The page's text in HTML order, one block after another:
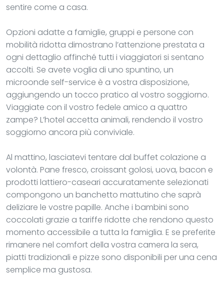
sentire come a casa.
Opzioni adatte a famiglie, gruppi e persone con
mobilità ridotta dimostrano l’attenzione prestata a
ogni dettaglio affinché tutti i viaggiatori si sentano
accolti. Se avete voglia di uno spuntino, un
microonde self-service è a vostra disposizione,
aggiungendo un tocco pratico al vostro soggiorno.
Viaggiate con il vostro fedele amico a quattro
zampe? L’hotel accetta animali, rendendo il vostro
soggiorno ancora più conviviale.
Al mattino, lasciatevi tentare dal buffet colazione a
volontà. Pane fresco, croissant golosi, uova, bacon e
prodotti lattiero-caseari accuratamente selezionati
compongono un banchetto mattutino che saprà
deliziare le vostre papille. Anche i bambini sono
coccolati grazie a tariffe ridotte che rendono questo
momento accessibile a tutta la famiglia. E se preferite
rimanere nel comfort della vostra camera la sera,
piatti tradizionali e pizze sono disponibili per una cena
semplice ma gustosa.